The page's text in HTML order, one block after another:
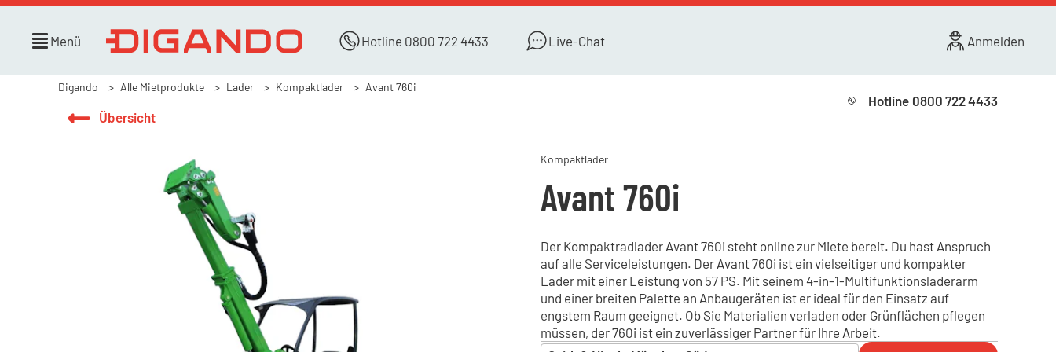
Menü Hotline 0800 722 4433 Live-Chat Anmelden
Digando Alle Mietprodukte Lader Kompaktlader Avant 760i
Übersicht
Hotline 0800 722 4433
Kompaktlader
Avant 760i
Der Kompaktradlader Avant 760i steht online zur Miete bereit. Du hast Anspruch
auf alle Serviceleistungen. Der Avant 760i ist ein vielseitiger und kompakter
Lader mit einer Leistung von 57 PS. Mit seinem 4-in-1-Multifunktionsladerarm
und einer breiten Palette an Anbaugeräten ist er ideal für den Einsatz auf
engstem Raum geeignet. Ob Sie Materialien verladen oder Grünflächen pflegen
müssen, der 760i ist ein zuverlässiger Partner für Ihre Arbeit.